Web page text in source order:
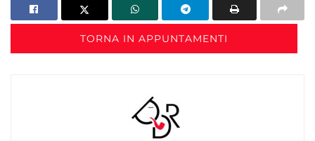
TORNA IN APPUNTAMENTI